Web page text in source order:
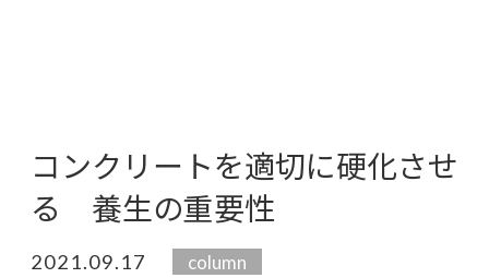
コンクリートを適切に硬化させ
る 養生の重要性
2021.09.17 column